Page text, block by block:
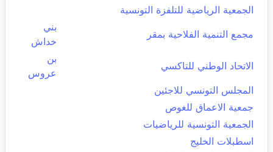
الجمعية الرياضية للتلفزة التونسية
مجمع التنمية الفلاحية بمقر
بني
خداش
الاتحاد الوطني للتاكسي
بن
عروس
المجلس التونسي للاجئين
جمعية الاعماق للغوص
الجمعية التونسية للرياضيات
اسطبلات الخليج